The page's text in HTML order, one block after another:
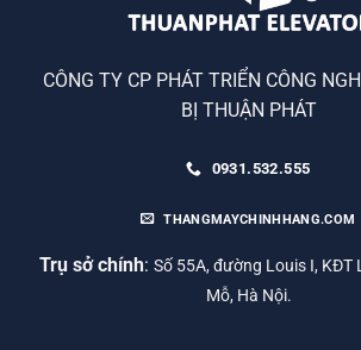
CÔNG TY CP PHÁT TRIỂN CÔNG
BỊ THUẬN PHÁT
0931.532.555
THANGMAYCHINHHANG.COM
Trụ sở chính: Số 55A, đường Louis I, KĐT
Mỗ, Hà Nội.